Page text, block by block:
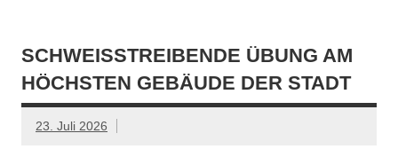
SCHWEISSTREIBENDE ÜBUNG AM H
ÖCHSTEN GEBÄUDE DER STADT
23. Juli 2026